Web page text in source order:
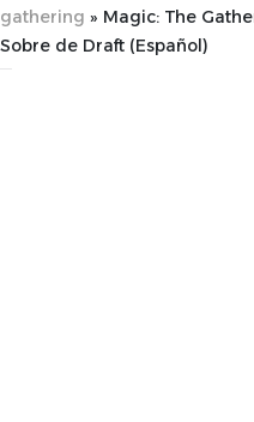
gathering » Magic: The
Sobre de Draft (Español)